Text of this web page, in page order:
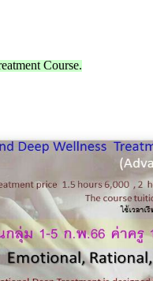
Course.